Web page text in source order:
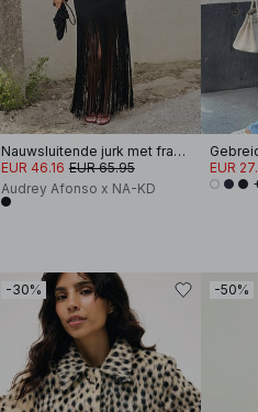
Nauwsluitende jurk met franjes
EUR 46.16 EUR 65.95
Audrey Afonso x NA-KD
EUR
-30% -50%